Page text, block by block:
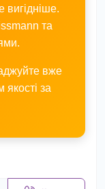
вигідніше.
та
вже
за